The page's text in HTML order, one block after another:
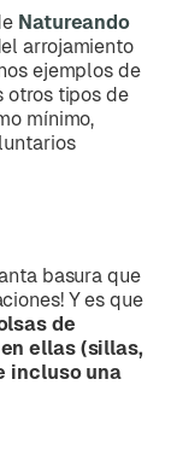
Natureando
arrojamiento
ejemplos de
otros tipos de
mínimo,
basura que
Y es que
de
ellas (sillas,
incluso una